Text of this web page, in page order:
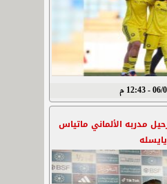
م
مدربه الألماني ماتياس
يايسله